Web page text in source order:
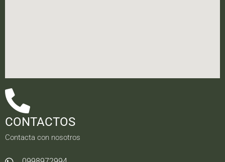
CONTACTOS
Contacta con nosotros